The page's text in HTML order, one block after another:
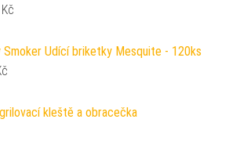
Kč
Smoker Udící briketky Mesquite - 120ks
kleště a obracečka